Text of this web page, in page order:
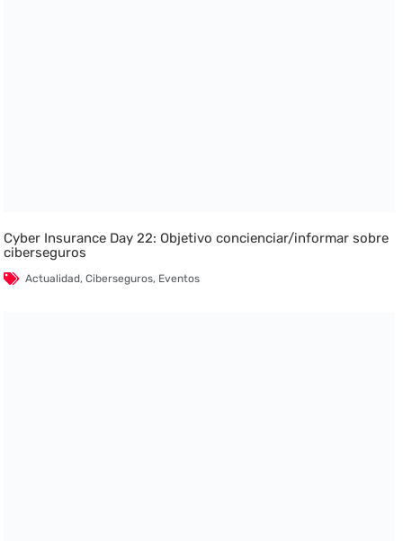
Cyber Insurance Day 22: Objetivo concienciar/informar sobre
ciberseguros
Actualidad,Ciberseguros, Eventos